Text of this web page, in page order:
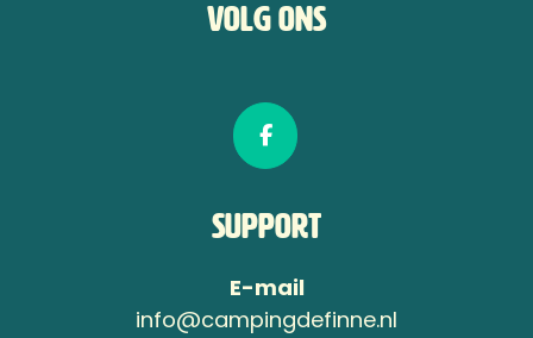
Volg ons
Support
E-mail
info@campingdefinne.nl